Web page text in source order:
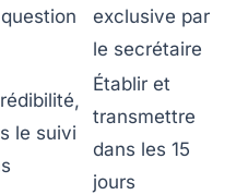
exclusive par
le secrétaire
le suivi
Établir et
transmettre
dans les 15
jours